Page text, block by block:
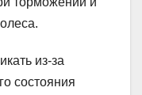
из-за
состояния